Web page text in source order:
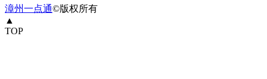
漳州一点通©版权所有
▲
TOP